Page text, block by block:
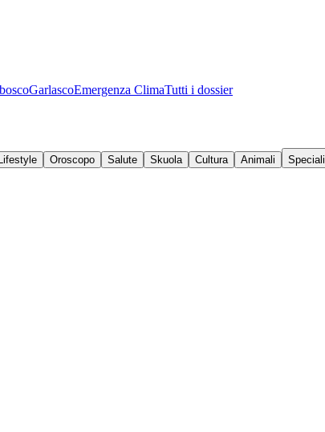
GarlascoEmergenza ClimaTutti i dossier
Lifestyle Oroscopo Salute Skuola Cultura Animali
Speciali